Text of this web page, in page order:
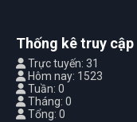
Thống kê truy cập
Trực tuyến: 31
Hôm nay: 1523
Tuần: 0
Tháng: 0
Tổng: 0